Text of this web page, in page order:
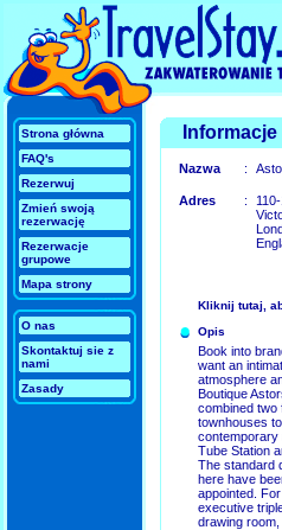
Nazwa :
Adres :
Kliknij tutaj,
Opis
Book into
want an
atmosphere
Boutique
combined
townhouses
contemporary
Tube Station
The standard
here have
appointed.
executive
drawing room,
Strona główna
FAQ's
Rezerwuj
Zmień swoją
rezerwację
Rezerwacje
grupowe
Mapa strony
O nas
Skontaktuj sie z
nami
Zasady